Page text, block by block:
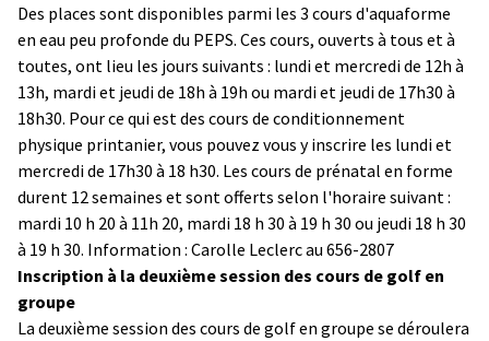
Des places sont disponibles parmi les 3 cours d'aquaforme
en eau peu profonde du PEPS. Ces cours, ouverts à tous et à
toutes, ont lieu les jours suivants : lundi et mercredi de 12h à
13h, mardi et jeudi de 18h à 19h ou mardi et jeudi de 17h30 à
18h30. Pour ce qui est des cours de conditionnement
physique printanier, vous pouvez vous y inscrire les lundi et
mercredi de 17h30 à 18 h30. Les cours de prénatal en forme
durent 12 semaines et sont offerts selon l'horaire suivant :
mardi 10 h 20 à 11h 20, mardi 18 h 30 à 19 h 30 ou jeudi 18 h 30
à 19 h 30. Information : Carolle Leclerc au 656-2807
Inscription à la deuxième session des cours de golf en
groupe
La deuxième session des cours de golf en groupe se déroulera